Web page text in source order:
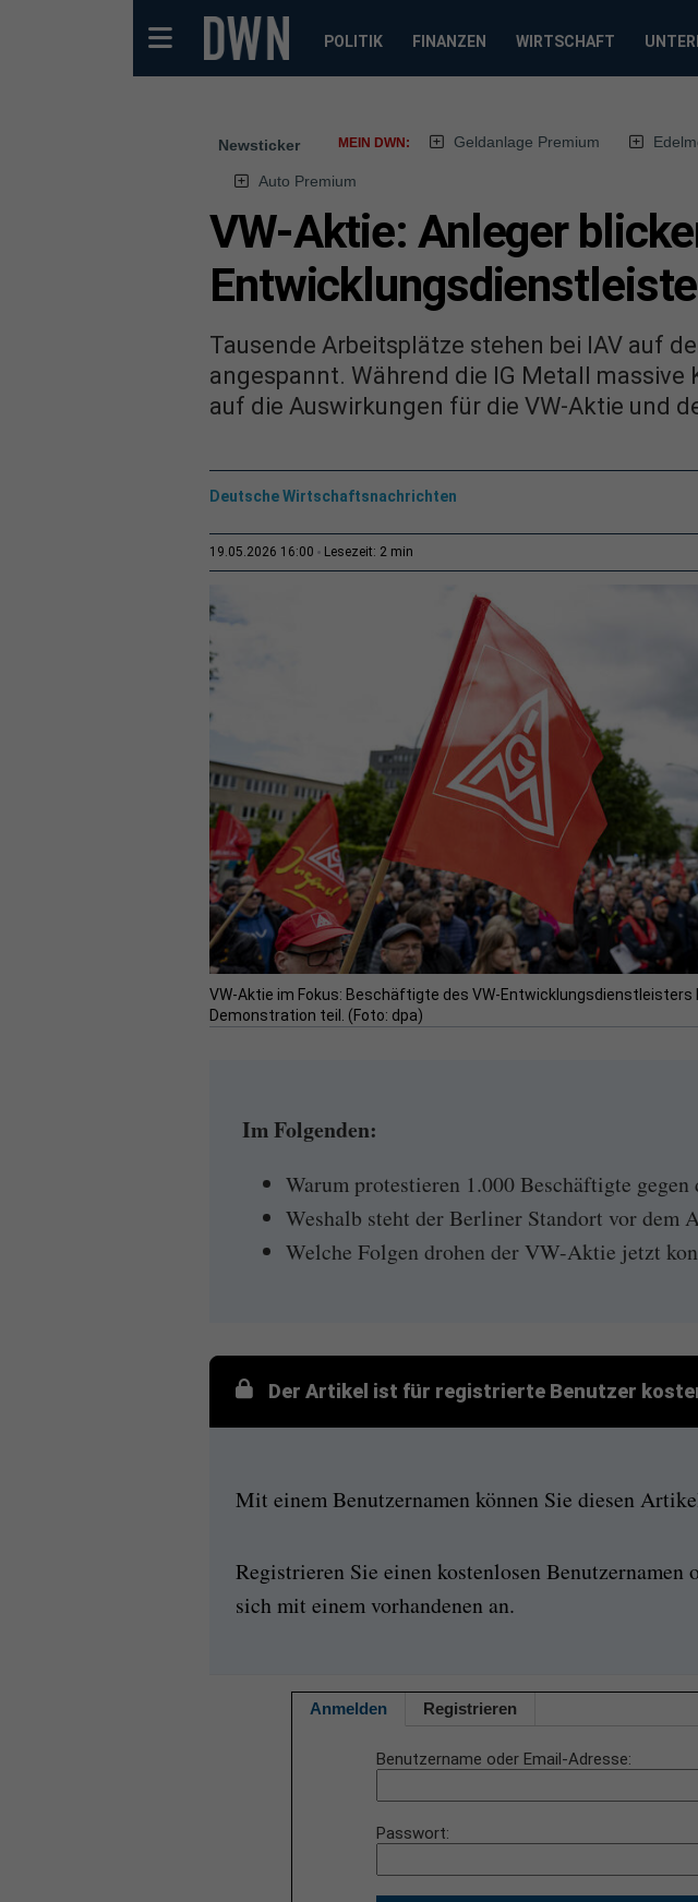
POLITIK FINANZEN WIRTSCHAFT
Newsticker MEIN DWN: Geldanlage Premium
Auto Premium
VW-Aktie: Anleger
Tausende Arbeitsplätze stehen bei IAV auf
angespannt. Während die IG Metall
auf die Auswirkungen für die VW-Aktie und
Deutsche Wirtschaftsnachrichten
19.05.2026 16:00 Lesezeit: 2 min
VW-Aktie im Fokus: Beschäftigte des VW-Entwicklungsdienstleisters
Demonstration teil. (Foto: dpa)
Im Folgenden:
Warum protestieren 1.000 Beschäftigte gegen
Weshalb steht der Berliner Standort vor dem
Welche Folgen drohen der VW-Aktie jetzt
Der Artikel ist für registrierte Benutzer
Mit einem Benutzernamen können Sie diesen
Registrieren Sie einen kostenlosen Benutzernamen
sich mit einem vorhandenen an.
Anmelden Registrieren
Benutzername oder Email-Adresse
Passwort